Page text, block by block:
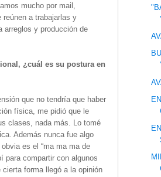
mucho por mail,
a trabajarlas y
arreglos y producción de
¿cuál es su postura en
que no tendría que haber
física, me pidió que le
clases, nada más. Lo tomé
Además nunca fue algo
es el “ma ma ma de
para compartir con algunos
forma llegó a la opinión